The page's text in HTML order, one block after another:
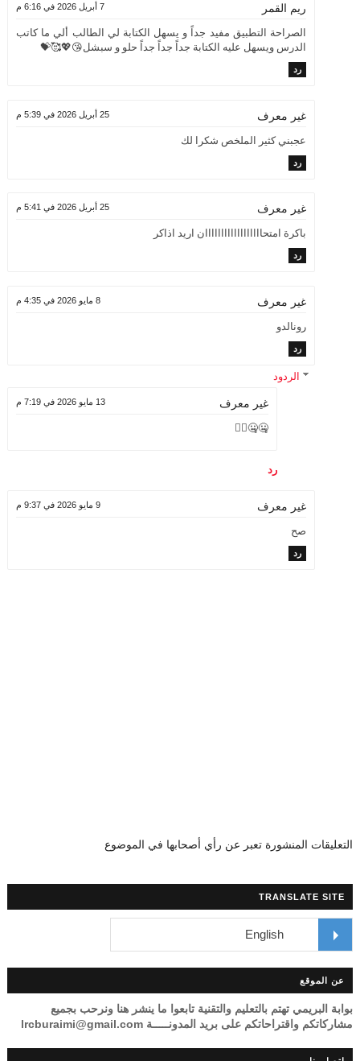
ريم القمر 7 أبريل 2026 في 6:16 م
الصراحة التطبيق مفيد جداً و يسهل الكتابة لي الطالب ألي ما كاتب
الدرس ويسهل عليه الكتابة جداً جداً جداً حلو و سبشل😘💖🥰💝
رد
غير معرف 25 أبريل 2026 في 5:39 م
عجبني كثير الملخص شكرا لك
رد
غير معرف 25 أبريل 2026 في 5:41 م
باكرة امتحاااااااااااااااااان اريد اذاكر
رد
غير معرف 8 مايو 2026 في 4:35 م
رونالدو
رد
الردود
غير معرف 13 مايو 2026 في 7:19 م
🤐🤐🤦‍♀️
رد
غير معرف 9 مايو 2026 في 9:37 م
صح
رد
التعليقات المنشورة تعبر عن رأي أصحابها في الموضوع
TRANSLATE SITE
عن الموقع
بوابة البريمي تهتم بالتعليم والتقنية تابعوا ما ينشر هنا ونرحب بجميع
مشاركاتكم واقتراحاتكم على بريد المدونـــــة lrcburaimi@gmail.com